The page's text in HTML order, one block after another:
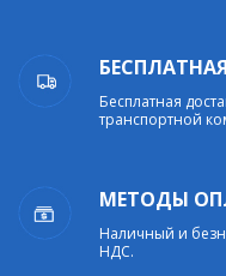
Бесплатная
транспортной
МЕТОДЫ
Наличный и
НДС.